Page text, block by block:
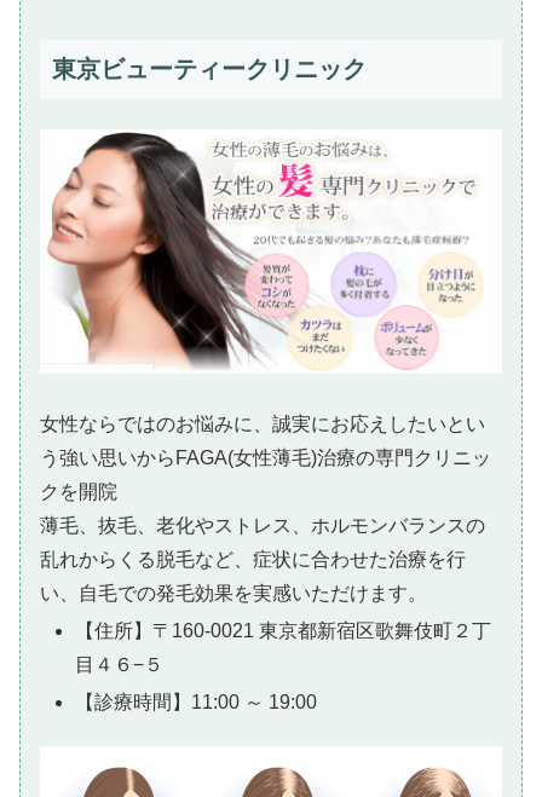
東京ビューティークリニック
女性ならではのお悩みに、誠実にお応えしたいとい
う強い思いからFAGA(女性薄毛)治療の専門クリニッ
クを開院
薄毛、抜毛、老化やストレス、ホルモンバランスの
乱れからくる脱毛など、症状に合わせた治療を行
い、自毛での発毛効果を実感いただけます。
【住所】〒160-0021 東京都新宿区歌舞伎町２丁
目４６−５
【診療時間】11:00 ～ 19:00